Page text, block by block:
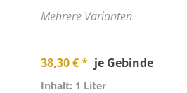
Mehrere Varianten
38,30 € * je Gebinde
Inhalt: 1 Liter